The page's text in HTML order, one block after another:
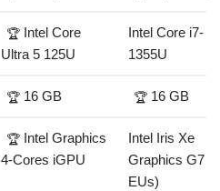
🏆 Intel Core
Ultra 5 125U
Intel Core i7-
1355U
🏆 16 GB 🏆 16 GB
🏆 Intel Graphics
4-Cores iGPU
Intel Iris Xe
Graphics G7
EUs)